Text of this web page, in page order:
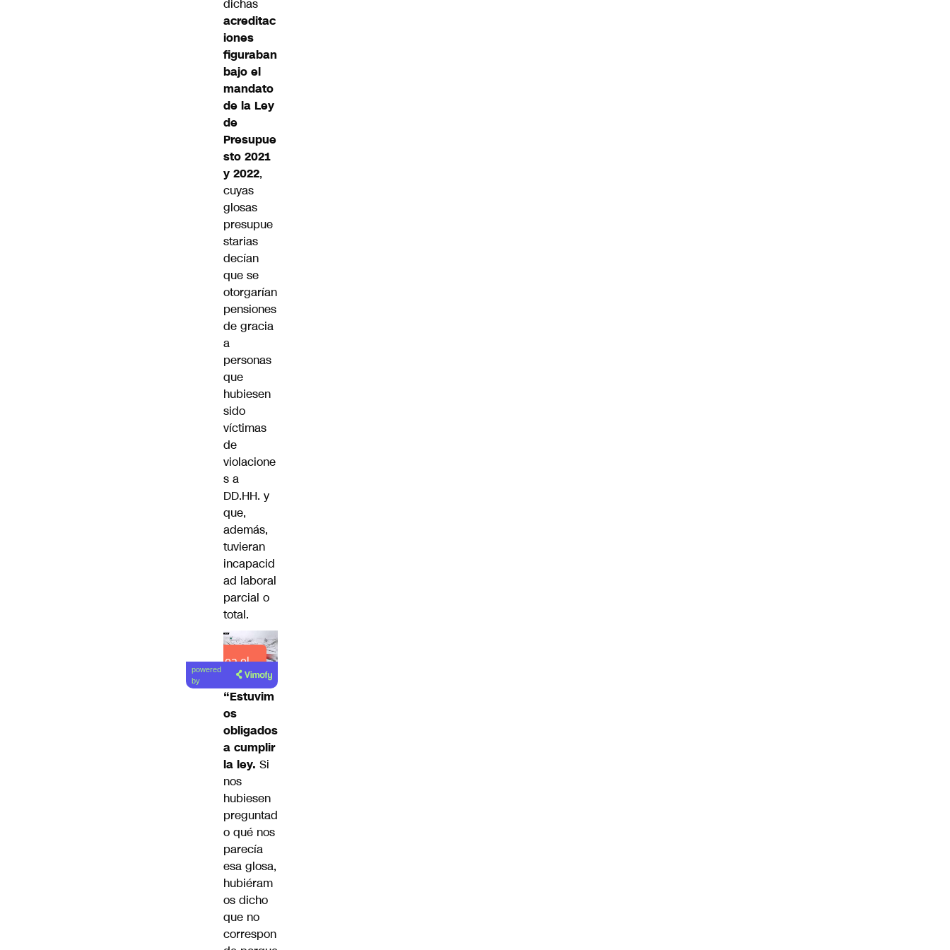
dichas
acreditac
iones
figuraban
bajo el
mandato
de la Ley
de
Presupue
sto 2021
y 2022,
cuyas
glosas
presupue
starias
decían
que se
otorgarían
pensiones
de gracia
a
personas
que
hubiesen
sido
víctimas
de
violacione
s a
DD.HH. y
que,
además,
tuvieran
incapacid
ad laboral
parcial o
total.
Lea el
artículo
powered
by
“Estuvim
os
obligados
a cumplir
la ley. Si
nos
hubiesen
preguntad
o qué nos
parecía
esa glosa,
hubiéram
os dicho
que no
correspon